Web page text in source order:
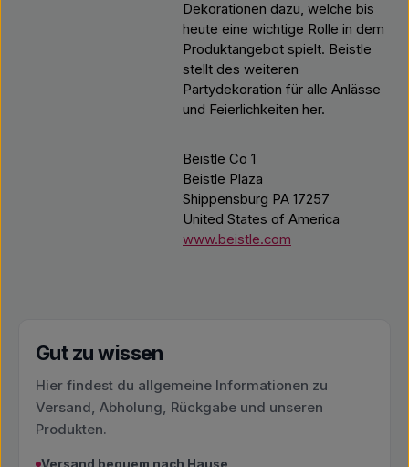
Dekorationen dazu, welche bis
heute eine wichtige Rolle in dem
Produktangebot spielt. Beistle
stellt des weiteren
Partydekoration für alle Anlässe
und Feierlichkeiten her.
Beistle Co 1
Beistle Plaza
Shippensburg PA 17257
United States of America
www.beistle.com
Gut zu wissen
Hier findest du allgemeine Informationen zu
Versand, Abholung, Rückgabe und unseren
Produkten.